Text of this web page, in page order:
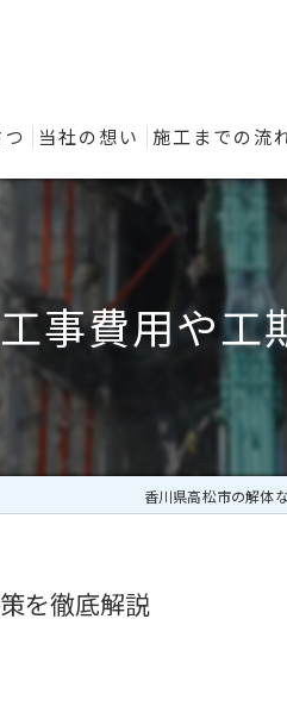
当社の想い 施工までの流
事費用や工
香川県高松市の解体
を徹底解説